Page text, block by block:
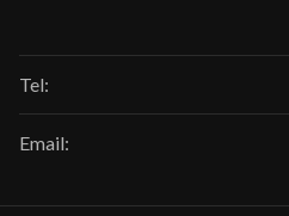
Tel:
Email: